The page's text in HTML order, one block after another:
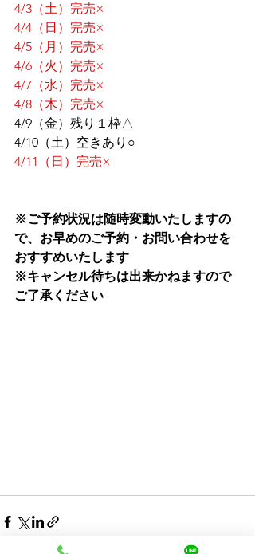
4/3（土）完売×
4/4（日）完売×
4/5（月）完売×
4/6（火）完売×
4/7（水）完売×
4/8（木）完売×
4/9（金）残り１枠△
4/10（土）空きあり○
4/11（日）完売×
※ご予約状況は随時変動いたしますの
で、お早めのご予約・お問い合わせを
おすすめいたします
※キャンセル待ちは出来かねますので
ご了承ください